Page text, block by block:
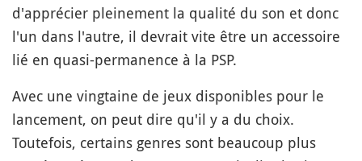
d'apprécier pleinement la qualité du son et donc
l'un dans l'autre, il devrait vite être un accessoire
lié en quasi-permanence à la PSP.
Avec une vingtaine de jeux disponibles pour le
lancement, on peut dire qu'il y a du choix.
Toutefois, certains genres sont beaucoup plus